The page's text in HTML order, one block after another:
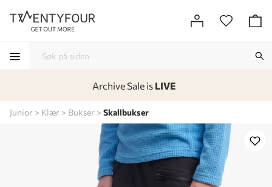
Lagt i kurven, utmerket valg! Til kassen
Junior Klær Bukser Skallbukser
Archive Sale is LIVE
-
-
-
-